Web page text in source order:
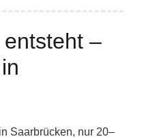
–
Saarbrücken, nur 20–